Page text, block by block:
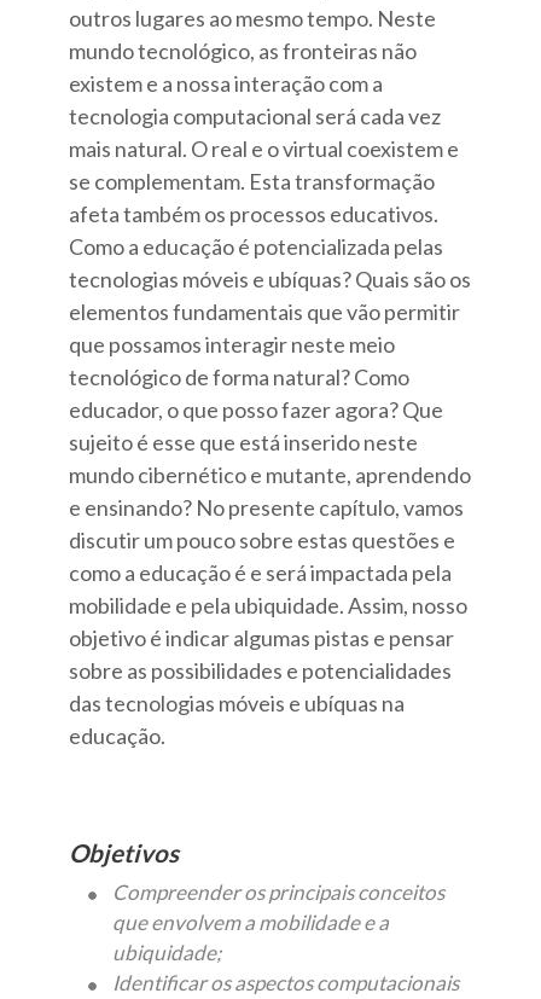
outros lugares ao mesmo tempo. Neste
mundo tecnológico, as fronteiras não
existem e a nossa interação com a
tecnologia computacional será cada vez
mais natural. O real e o virtual coexistem e
se complementam. Esta transformação
afeta também os processos educativos.
Como a educação é potencializada pelas
tecnologias móveis e ubíquas? Quais são os
elementos fundamentais que vão permitir
que possamos interagir neste meio
tecnológico de forma natural? Como
educador, o que posso fazer agora? Que
sujeito é esse que está inserido neste
mundo cibernético e mutante, aprendendo
e ensinando? No presente capítulo, vamos
discutir um pouco sobre estas questões e
como a educação é e será impactada pela
mobilidade e pela ubiquidade. Assim, nosso
objetivo é indicar algumas pistas e pensar
sobre as possibilidades e potencialidades
das tecnologias móveis e ubíquas na
educação.
Objetivos
Compreender os principais conceitos
que envolvem a mobilidade e a
ubiquidade;
Identificar os aspectos computacionais